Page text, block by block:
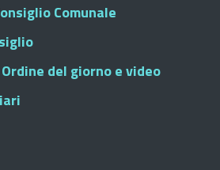
Comunale
del giorno e video